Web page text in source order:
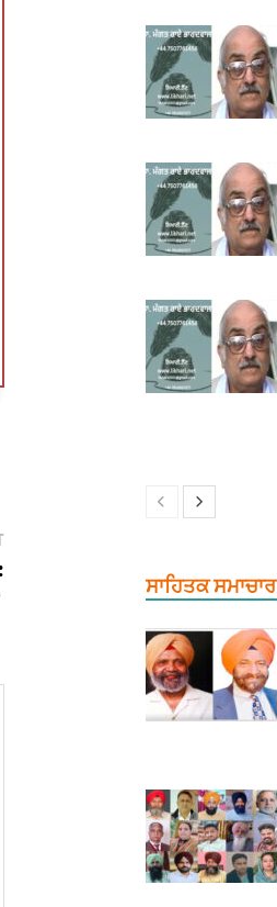
Next
ਸਾਹਿਤਕ ਸਮਾਚਾਰ